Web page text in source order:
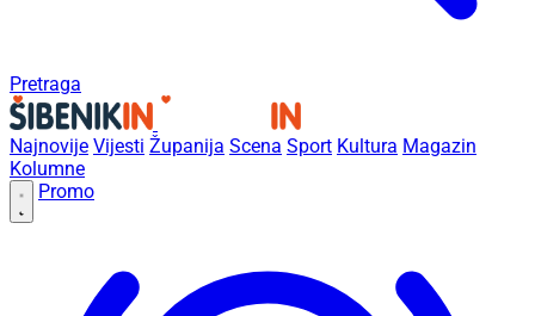
Pretraga
Najnovije Vijesti Županija Scena Sport Kultura Magazin
Kolumne
Promo